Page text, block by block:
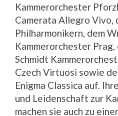
Kammerorchester
Camerata Allegro Vivo,
Philharmonikern, dem
Kammerorchester Prag,
Schmidt
Czech Virtuosi sowie
Enigma Classica auf.
und Leidenschaft zur
machen sie auch zu